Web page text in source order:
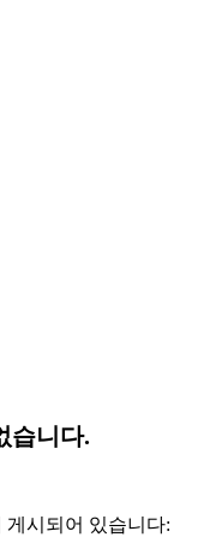
습니다.
게시되어 있습니다: